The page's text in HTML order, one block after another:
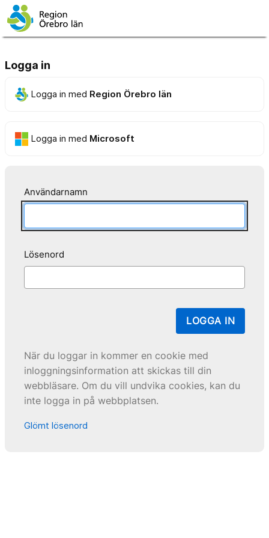
Logga in
Logga in med Region Örebro län
Logga in med Microsoft
Användarnamn
Lösenord
LOGGA IN
När du loggar in kommer en cookie med
inloggningsinformation att skickas till din
webbläsare. Om du vill undvika cookies, kan du
inte logga in på webbplatsen.
Glömt lösenord